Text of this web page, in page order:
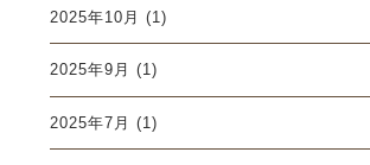
2025年10月 (1)
2025年9月 (1)
2025年7月 (1)